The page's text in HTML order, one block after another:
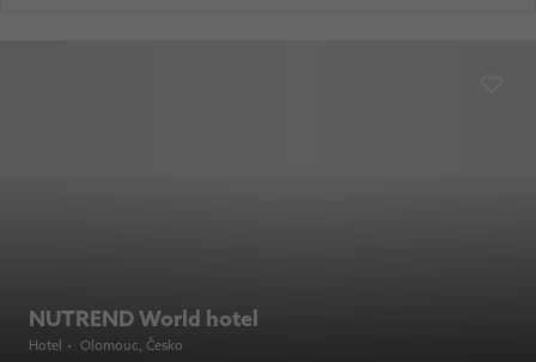
NUTREND World hotel
Hotel • Olomouc, Česko